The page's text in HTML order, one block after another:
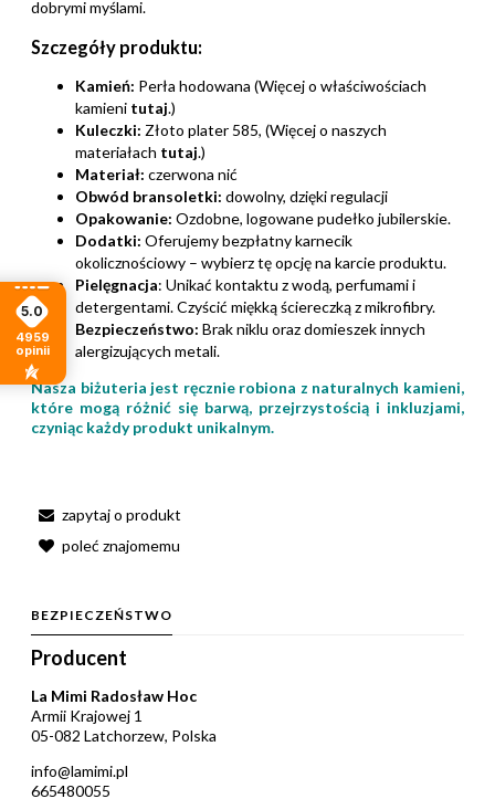
dobrymi myślami.
Szczegóły produktu:
Kamień: Perła hodowana (Więcej o właściwościach
kamieni tutaj.)
Kuleczki: Złoto plater 585, (Więcej o naszych
materiałach tutaj.)
Materiał: czerwona nić
Obwód bransoletki: dowolny, dzięki regulacji
Opakowanie: Ozdobne, logowane pudełko jubilerskie.
Dodatki: Oferujemy bezpłatny karnecik
okolicznościowy – wybierz tę opcję na karcie produktu.
Pielęgnacja: Unikać kontaktu z wodą, perfumami i
detergentami. Czyścić miękką ściereczką z mikrofibry.
Bezpieczeństwo: Brak niklu oraz domieszek innych
alergizujących metali.
Nasza biżuteria jest ręcznie robiona z naturalnych kamieni,
które mogą różnić się barwą, przejrzystością i inkluzjami,
czyniąc każdy produkt unikalnym.
zapytaj o produkt
poleć znajomemu
BEZPIECZEŃSTWO
Producent
La Mimi Radosław Hoc
Armii Krajowej 1
05-082 Latchorzew, Polska
info@lamimi.pl
665480055
5.0
4959
opinii